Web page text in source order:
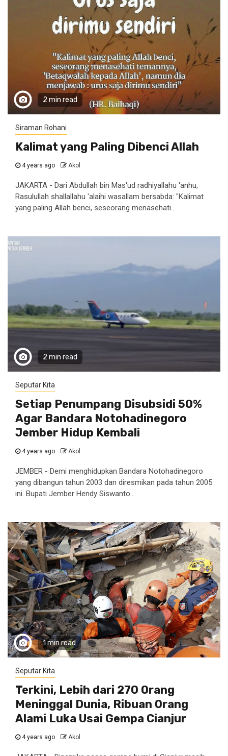
2 min read
Siraman Rohani
Kalimat yang Paling Dibenci Allah
4 years ago Akol
JAKARTA - Dari Abdullah bin Mas'ud radhiyallahu 'anhu,
Rasulullah shallallahu 'alaihi wasallam bersabda: "Kalimat
yang paling Allah benci, seseorang menasehati...
2 min read
Seputar Kita
Setiap Penumpang Disubsidi 50%
Agar Bandara Notohadinegoro
Jember Hidup Kembali
4 years ago Akol
JEMBER - Demi menghidupkan Bandara Notohadinegoro
yang dibangun tahun 2003 dan diresmikan pada tahun 2005
ini. Bupati Jember Hendy Siswanto...
1 min read
Seputar Kita
Terkini, Lebih dari 270 Orang
Meninggal Dunia, Ribuan Orang
Alami Luka Usai Gempa Cianjur
4 years ago Akol